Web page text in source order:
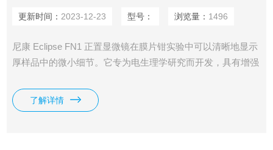
更新时间： 2023-12-23 型号： 浏览量： 1496
尼康 Eclipse FN1 正置显微镜在膜片钳实验中可以清晰地显示
厚样品中的微小细节。它专为电生理学研究而开发，具有增强
了解详情